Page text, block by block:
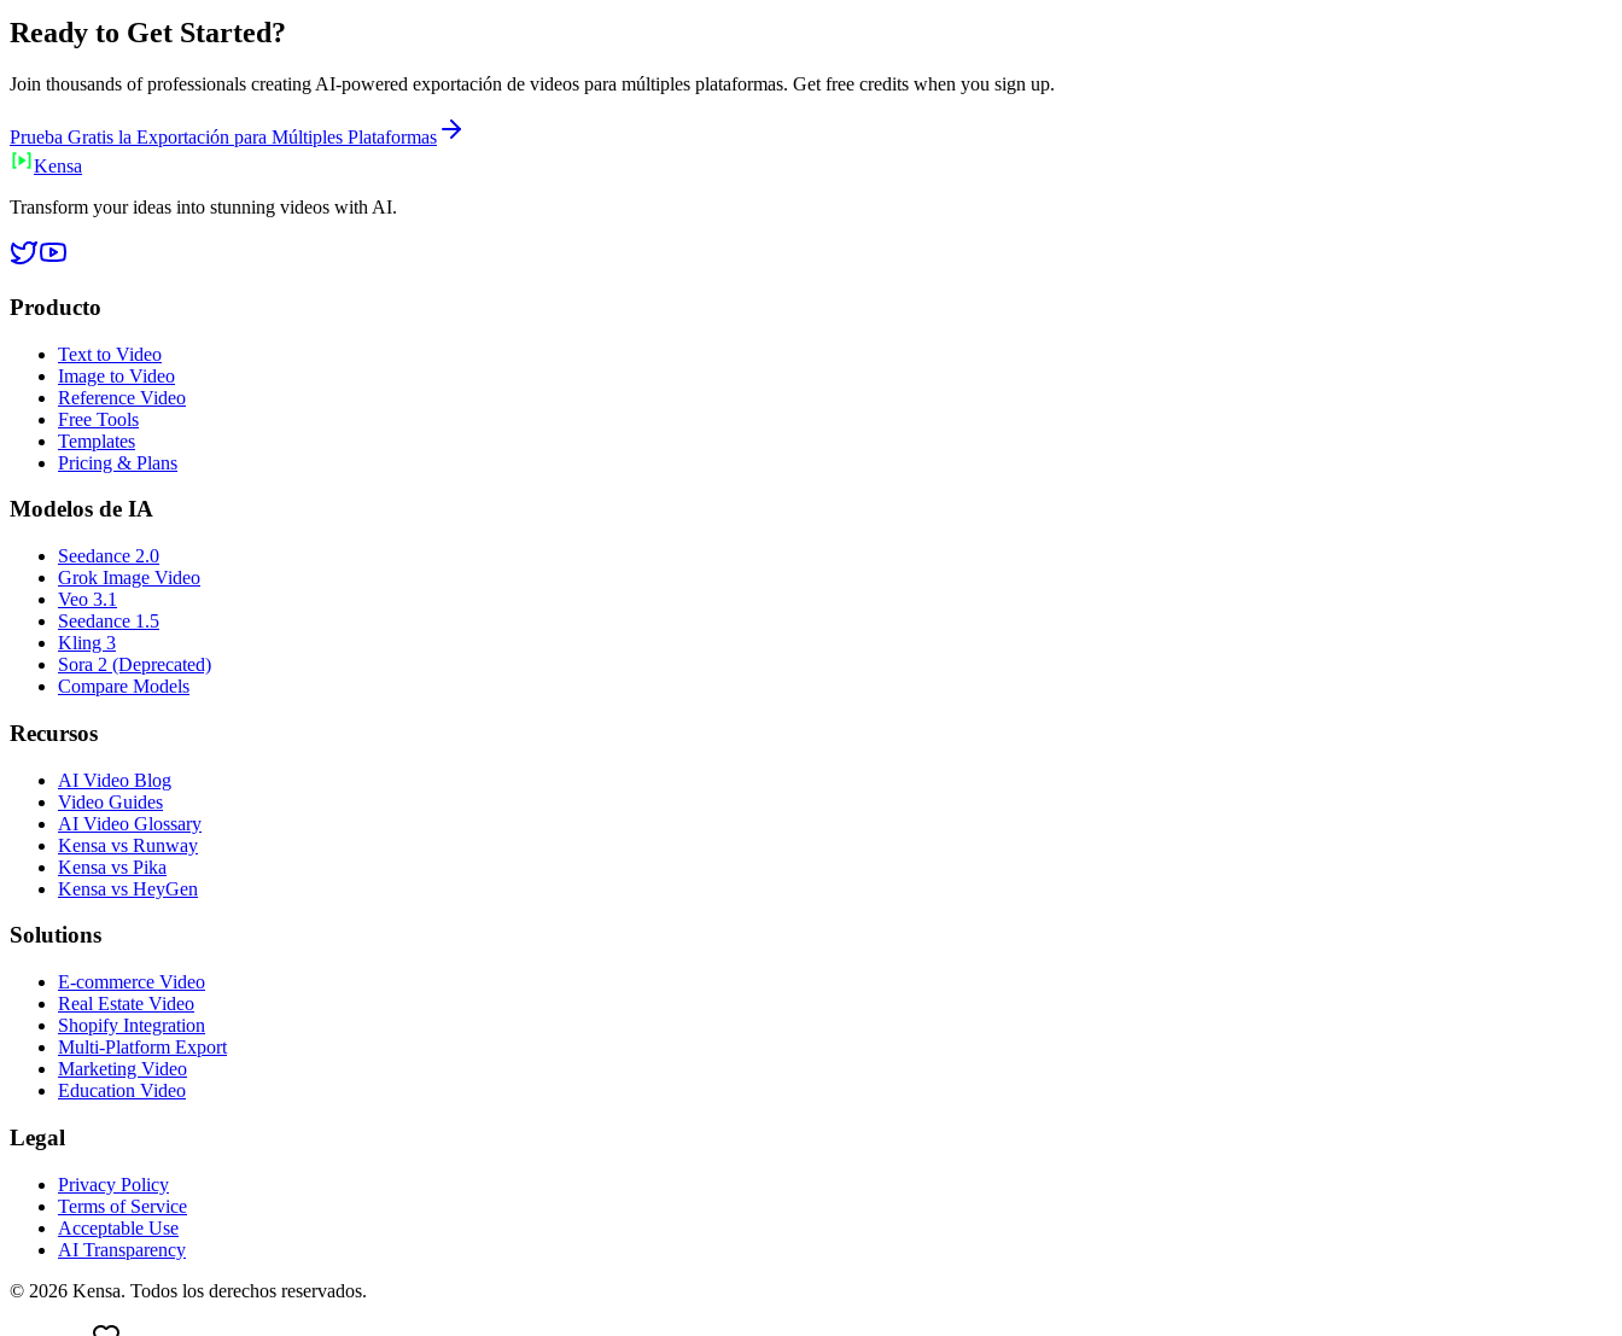
Ready to Get Started?
Join thousands of professionals creating AI-powered exportación de videos para múltiples plataformas. Get free credits when you sign up.
Prueba Gratis la Exportación para Múltiples Plataformas
Kensa
Transform your ideas into stunning videos with AI.
Producto
Text to Video
Image to Video
Reference Video
Free Tools
Templates
Pricing & Plans
Modelos de IA
Seedance 2.0
Grok Image Video
Veo 3.1
Seedance 1.5
Kling 3
Sora 2 (Deprecated)
Compare Models
Recursos
AI Video Blog
Video Guides
AI Video Glossary
Kensa vs Runway
Kensa vs Pika
Kensa vs HeyGen
Solutions
E-commerce Video
Real Estate Video
Shopify Integration
Multi-Platform Export
Marketing Video
Education Video
Legal
Privacy Policy
Terms of Service
Acceptable Use
AI Transparency
© 2026 Kensa. Todos los derechos reservados.